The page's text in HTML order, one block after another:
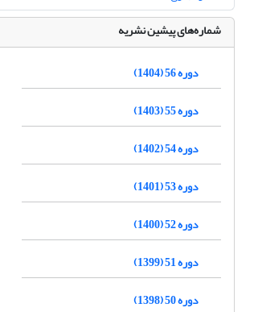
شماره‌های پیشین نشریه
دوره 56 (1404)
دوره 55 (1403)
دوره 54 (1402)
دوره 53 (1401)
دوره 52 (1400)
دوره 51 (1399)
دوره 50 (1398)